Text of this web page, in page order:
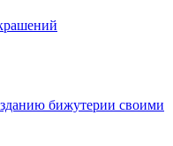
бижутерии своими